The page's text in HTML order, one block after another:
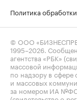
Политика
© ООО
1995–2026.
агентства «РБК»
массовой
по надзору в сфере
и массовых
за номером ИА